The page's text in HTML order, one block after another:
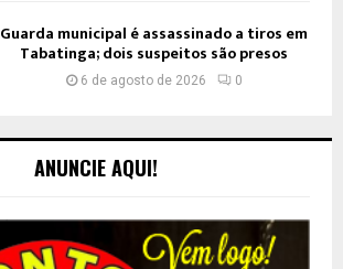
Guarda municipal é assassinado a tiros em
Tabatinga; dois suspeitos são presos
6 de agosto de 2026 0
ANUNCIE AQUI!